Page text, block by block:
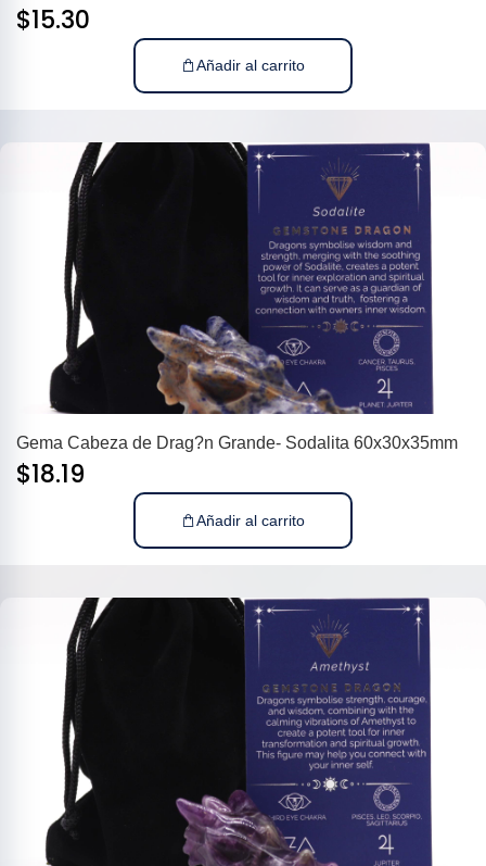
$15.30
Añadir al carrito
Gema Cabeza de Drag?n Grande- Sodalita 60x30x35mm
$18.19
Añadir al carrito